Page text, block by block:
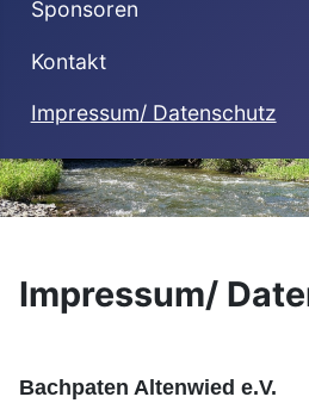
Sponsoren
Kontakt
Impressum/ Datenschutz
Impressum/
Bachpaten Altenwied e.V.